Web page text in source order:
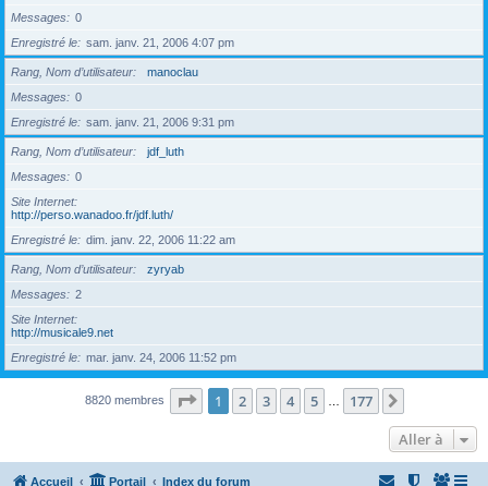
Messages
0
Enregistré le
sam. janv. 21, 2006 4:07 pm
Rang, Nom d’utilisateur
manoclau
Messages
0
Enregistré le
sam. janv. 21, 2006 9:31 pm
Rang, Nom d’utilisateur
jdf_luth
Messages
0
Site Internet
http://perso.wanadoo.fr/jdf.luth/
Enregistré le
dim. janv. 22, 2006 11:22 am
Rang, Nom d’utilisateur
zyryab
Messages
2
Site Internet
http://musicale9.net
Enregistré le
mar. janv. 24, 2006 11:52 pm
8820 membres Page 1sur177
1 2 3 4 5 177
Aller à
Accueil Portail Index du forum